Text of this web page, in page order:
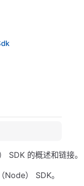
SDK 的概述和链接。
） SDK。